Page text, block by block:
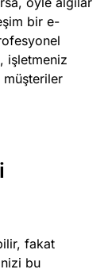
bir e-
işletmeniz
müşteriler
fakat
bu